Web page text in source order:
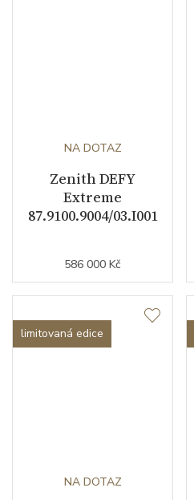
NA DOTAZ
Zenith DEFY
Extreme
87.9100.9004/03.I001
586 000 Kč
limitovaná edice
NA DOTAZ